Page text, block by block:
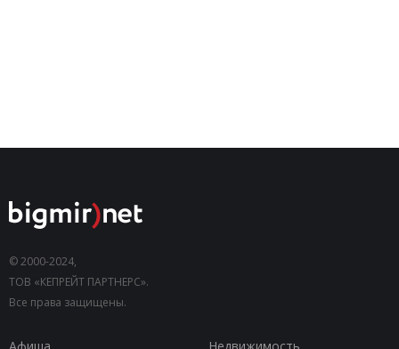
© 2000-2024,
ТОВ «КЕПРЕЙТ ПАРТНЕРС».
Все права защищены.